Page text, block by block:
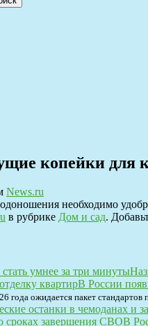
копейки для
News.ru
необходимо
в рубрике Дом и сад.
В России
года ожидается пакет
В